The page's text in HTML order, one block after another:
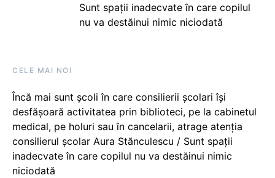
Sunt spații inadecvate în care copilul
nu va destăinui nimic niciodată
CELE MAI NOI
Încă mai sunt școli în care consilierii școlari își
desfășoară activitatea prin biblioteci, pe la cabinetul
medical, pe holuri sau în cancelarii, atrage atenția
consilierul școlar Aura Stănculescu / Sunt spații
inadecvate în care copilul nu va destăinui nimic
niciodată